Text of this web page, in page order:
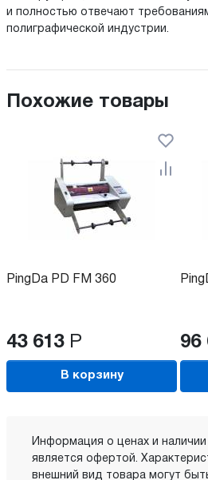
и полностью отвечают
полиграфической индустрии.
Похожие товары
PingDa PD FM 360
43 613 Р
В корзину
96
Информация о ценах и
является офертой.
внешний вид товара могут